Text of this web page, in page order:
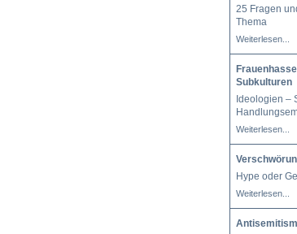
25 Fragen
Thema
Weiterlesen...
Subkulturen
Ideologien –
Weiterlesen...
Hype oder
Weiterlesen...